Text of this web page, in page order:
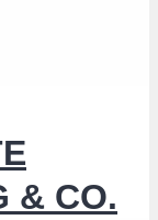
& CO.